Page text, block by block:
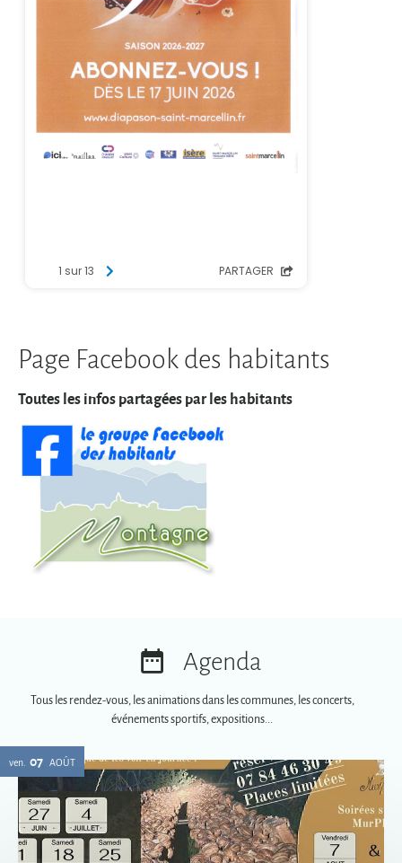
Toutes les infos partagées par les habitants
Agenda
Tous les rendez-vous, les animations dans les communes, les concerts,
Soirées spéciales MurPhy's